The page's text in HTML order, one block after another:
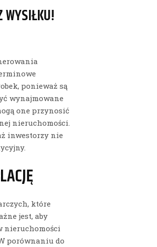
ponieważ są
wynajmowane
one przynosić
nieruchomości.
inwestorzy nie
które
jest, aby
nieruchomości
porównaniu do